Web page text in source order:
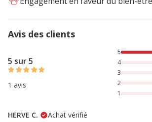
Avis des clients
5 sur 5
1 avis
100% des personnes lont noté avec
5
4
3
2
1
HERVE C.
Achat vérifié